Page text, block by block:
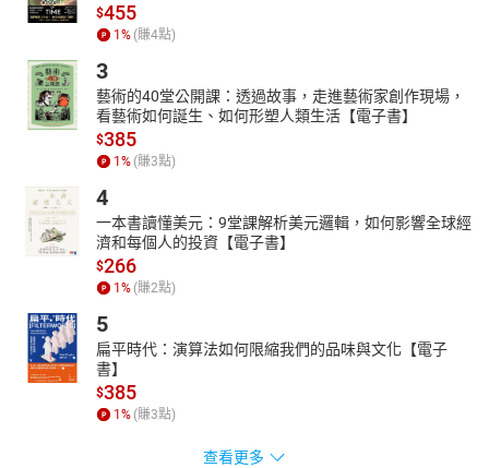
$455
1 % (賺4點)
3
藝術的40堂公開課：透過故事，走進藝術家創作現場，
看藝術如何誕生、如何形塑人類生活【電子書】
$385
1 % (賺3點)
4
一本書讀懂美元：9堂課解析美元邏輯，如何影響全球經
濟和每個人的投資【電子書】
$266
1 % (賺2點)
5
扁平時代：演算法如何限縮我們的品味與文化【電子
書】
$385
1 % (賺3點)
查看更多